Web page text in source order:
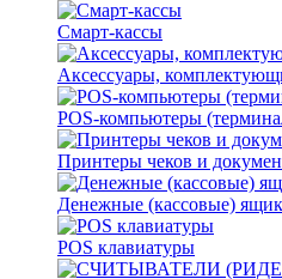
Смарт-кассы
Аксессуары,
POS-компьютеры
Принтеры чеков и
Денежные (кассовые)
POS клавиатуры